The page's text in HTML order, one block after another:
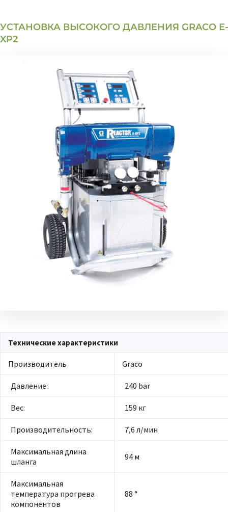
УСТАНОВКА ВЫСОКОГО ДАВЛЕНИЯ GRACO E-
XP2
Технические характеристики
Производитель Graco
Давление: 240 bar
Вес: 159 кг
Производительность: 7,6 л/мин
Максимальная длина
шланга
94 м
Максимальная
температура прогрева
компонентов
88 °